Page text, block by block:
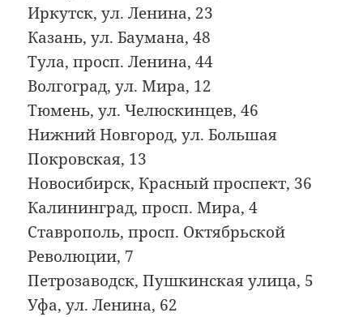
Иркутск, ул. Ленина, 23
Казань, ул. Баумана, 48
Тула, просп. Ленина, 44
Волгоград, ул. Мира, 12
Тюмень, ул. Челюскинцев, 46
Нижний Новгород, ул. Большая
Покровская, 13
Новосибирск, Красный проспект, 36
Калининград, просп. Мира, 4
Ставрополь, просп. Октябрьской
Революции, 7
Петрозаводск, Пушкинская улица, 5
Уфа, ул. Ленина, 62